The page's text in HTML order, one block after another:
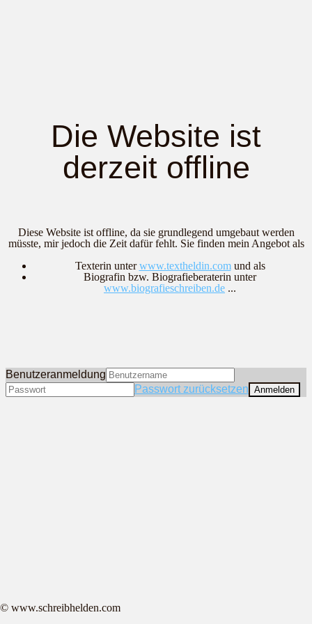
Die Website ist
derzeit offline
Diese Website ist offline, da sie grundlegend umgebaut werden
müsste, mir jedoch die Zeit dafür fehlt. Sie finden mein Angebot als
Texterin unterwww.textheldin.comund als
Biografin bzw. Biografieberaterin unter
www.biografieschreiben.de ...
© www.schreibhelden.com
Benutzeranmeldung
Passwort zurücksetzen